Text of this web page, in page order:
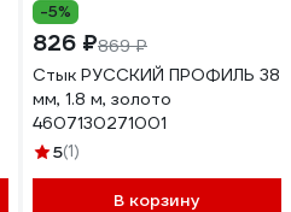
-5%
826 ₽869 ₽
Стык РУССКИЙ ПРОФИЛЬ 38
мм, 1.8 м, золото
4607130271001
5(1)
В корзину